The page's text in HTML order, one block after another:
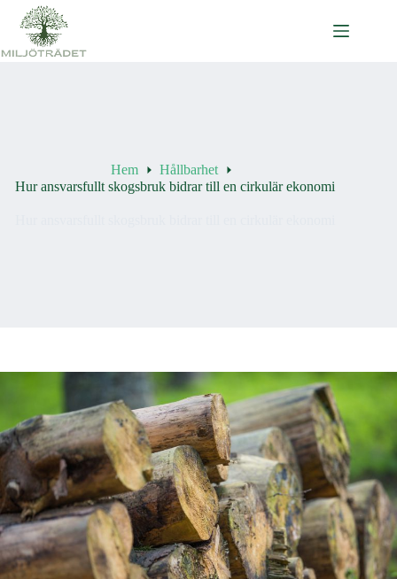
Hoppa
innehåll
Hem
Hållbarhet
Hur ansvarsfullt skogsbruk bidrar till en cirkulär ekonomi